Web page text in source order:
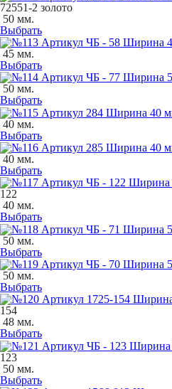
72551-2 золото
50 мм.
Выбрать
45 мм.
Выбрать
50 мм.
Выбрать
40 мм.
Выбрать
40 мм.
Выбрать
122
40 мм.
Выбрать
50 мм.
Выбрать
50 мм.
Выбрать
154
48 мм.
Выбрать
123
50 мм.
Выбрать